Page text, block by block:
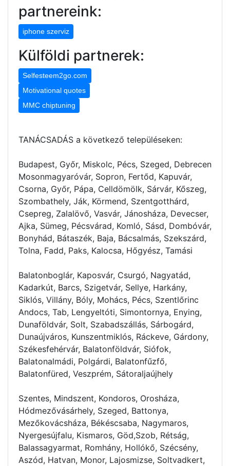
partnereink:
iphone szerviz
Külföldi partnerek:
Selfesteem2go.com
Motivational quotes
MMC chiptuning
TANÁCSADÁS a következő településeken:
Budapest, Győr, Miskolc, Pécs, Szeged, Debrecen
Mosonmagyaróvár, Sopron, Fertőd, Kapuvár,
Csorna, Győr, Pápa, Celldömölk, Sárvár, Kőszeg,
Szombathely, Ják, Körmend, Szentgotthárd,
Csepreg, Zalalövő, Vasvár, Jánosháza, Devecser,
Ajka, Sümeg, Pécsvárad, Komló, Sásd, Dombóvár,
Bonyhád, Bátaszék, Baja, Bácsalmás, Szekszárd,
Tolna, Fadd, Paks, Kalocsa, Hőgyész, Tamási
Balatonboglár, Kaposvár, Csurgó, Nagyatád,
Kadarkút, Barcs, Szigetvár, Sellye, Harkány,
Siklós, Villány, Bóly, Mohács, Pécs, Szentlőrinc
Andocs, Tab, Lengyeltóti, Simontornya, Enying,
Dunaföldvár, Solt, Szabadszállás, Sárbogárd,
Dunaújváros, Kunszentmiklós, Ráckeve, Gárdony,
Székesfehérvár, Balatonföldvár, Siófok,
Balatonalmádi, Polgárdi, Balatonfűzfő,
Balatonfüred, Veszprém, Sátoraljaújhely
Szentes, Mindszent, Kondoros, Orosháza,
Hódmezővásárhely, Szeged, Battonya,
Mezőkovácsháza, Békéscsaba, Nagymaros,
Nyergesújfalu, Kismaros, Göd,Szob, Rétság,
Balassagyarmat, Romhány, Hollókő, Szécsény,
Aszód, Hatvan, Monor, Lajosmizse, Soltvadkert,